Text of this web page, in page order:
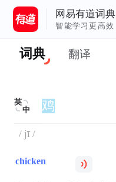
网易有道词典
智能学习更高效
词典 翻译
英
中
/ jī /
chicken